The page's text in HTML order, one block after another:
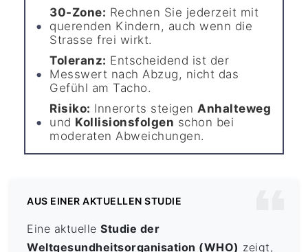
30-Zone: Rechnen Sie jederzeit mit
querenden Kindern, auch wenn die
Strasse frei wirkt.
Toleranz: Entscheidend ist der
Messwert nach Abzug, nicht das
Gefühl am Tacho.
Risiko: Innerorts steigenAnhalteweg
und Kollisionsfolgen schon bei
moderaten Abweichungen.
AUS EINER AKTUELLEN STUDIE
Eine aktuelleStudie der
Weltgesundheitsorganisation (WHO) zeigt,